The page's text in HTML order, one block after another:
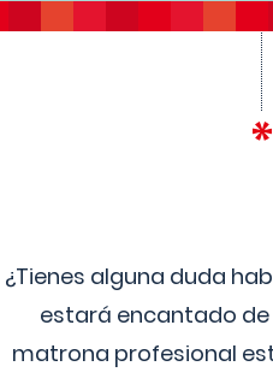
¿Tienes alguna duda
estará encantado
matrona profesional